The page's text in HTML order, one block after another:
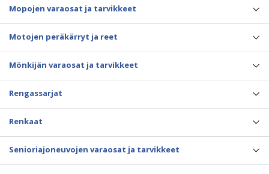
Mopojen varaosat ja tarvikkeet
Motojen peräkärryt ja reet
Mönkijän varaosat ja tarvikkeet
Rengassarjat
Renkaat
Senioriajoneuvojen varaosat ja tarvikkeet